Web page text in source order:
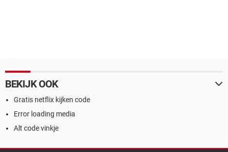
BEKIJK OOK
Gratis netflix kijken code
Error loading media
Alt code vinkje